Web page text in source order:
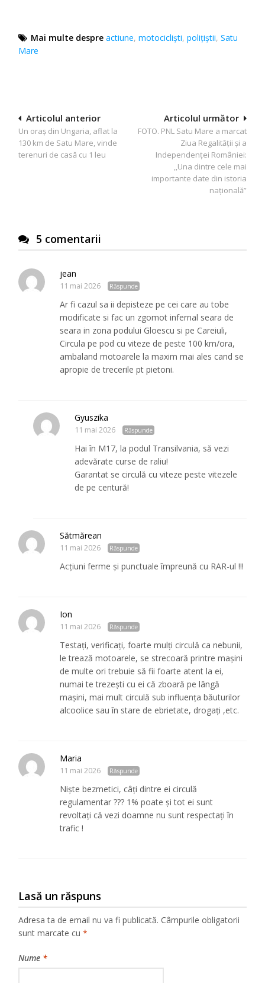
Mai multe despre actiune,motociclişti,poliţiştii,Satu
Mare
Navigare
în
articole
Articolul următor
FOTO. PNL Satu Mare a marcat
Ziua Regalității și a
Independenței României:
,,Una dintre cele mai
importante date din istoria
națională”
Articolul anterior
Un oraș din Ungaria, aflat la
130 km de Satu Mare, vinde
terenuri de casă cu 1 leu
5 comentarii
jean
11 mai 2026 Răspunde
Ar fi cazul sa ii depisteze pe cei care au tobe
modificate si fac un zgomot infernal seara de
seara in zona podului Gloescu si pe Careiuli,
Circula pe pod cu viteze de peste 100 km/ora,
ambaland motoarele la maxim mai ales cand se
apropie de trecerile pt pietoni.
Gyuszika
11 mai 2026 Răspunde
Hai în M17, la podul Transilvania, să vezi
adevărate curse de raliu!
Garantat se circulă cu viteze peste vitezele
de pe centură!
Sătmărean
11 mai 2026 Răspunde
Acțiuni ferme și punctuale împreună cu RAR-ul !!!
Ion
11 mai 2026 Răspunde
Testați, verificați, foarte mulți circulă ca nebunii,
le trează motoarele, se strecoară printre mașini
de multe ori trebuie să fii foarte atent la ei,
numai te trezești cu ei că zboară pe lângă
mașini, mai mult circulă sub influența băuturilor
alcoolice sau în stare de ebrietate, drogați ,etc.
Maria
11 mai 2026 Răspunde
Niște bezmetici, câți dintre ei circulă
regulamentar ??? 1% poate și tot ei sunt
revoltați că vezi doamne nu sunt respectați în
trafic !
Lasă un răspuns
Adresa ta de email nu va fi publicată. Câmpurile obligatorii
sunt marcate cu*
Nume *